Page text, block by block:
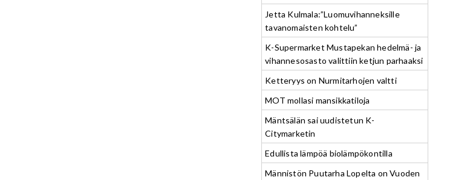
Jetta Kulmala:”Luomuvihanneksille
tavanomaisten kohtelu”
K-Supermarket Mustapekan hedelmä- ja
vihannesosasto valittiin ketjun parhaaksi
Ketteryys on Nurmitarhojen valtti
MOT mollasi mansikkatiloja
Mäntsälän sai uudistetun K-
Citymarketin
Edullista lämpöä biolämpökontilla
Männistön Puutarha Lopelta on Vuoden